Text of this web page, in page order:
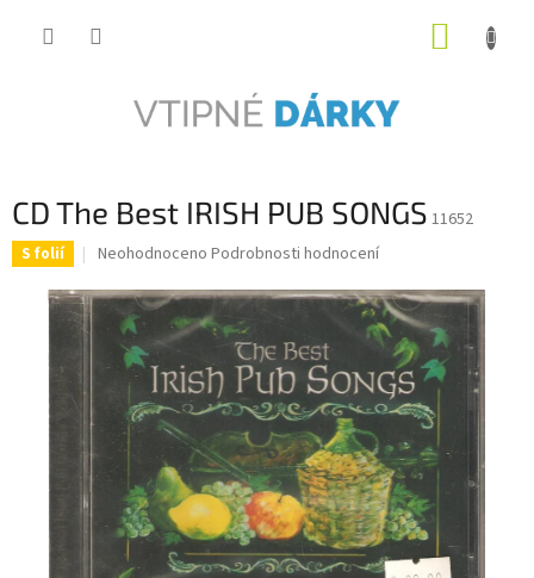
CD The Best IRISH PUB SONGS 11652
S folií
Průměrné
produktu
hvězdiček.
Neohodnoceno Podrobnosti hodnocení